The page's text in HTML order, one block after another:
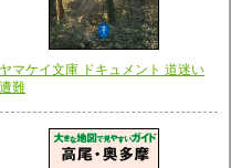
ヤマケイ文庫 ドキュメント 道迷い
遭難